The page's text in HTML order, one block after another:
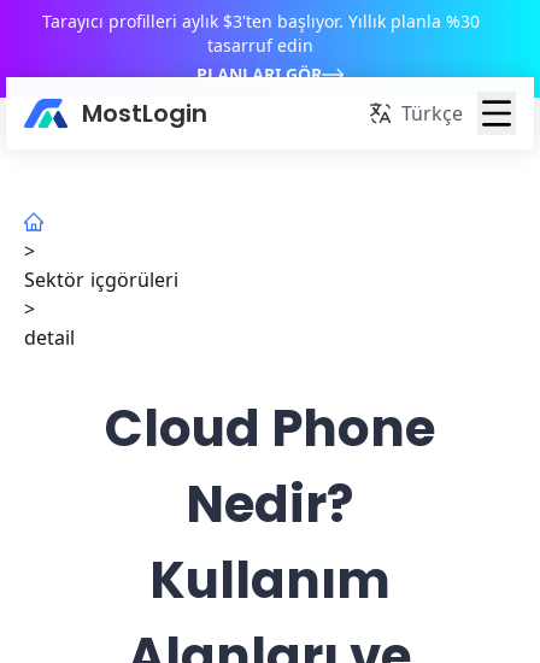
Tarayıcı profilleri aylık $3'ten başlıyor. Yıllık planla %30
tasarruf edin
PLANLARI GÖR
MostLogin Türkçe
>
Sektör içgörüleri
>
detail
Cloud Phone
Nedir?
Kullanım